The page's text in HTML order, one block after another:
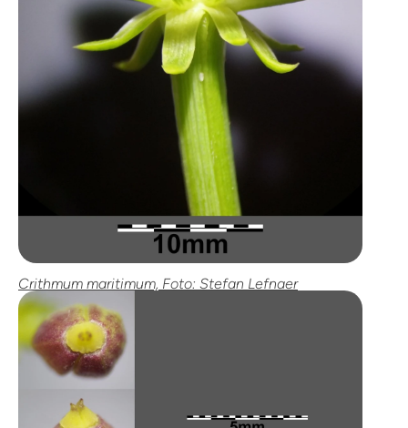
Crithmum maritimum, Foto: Stefan Lefnaer